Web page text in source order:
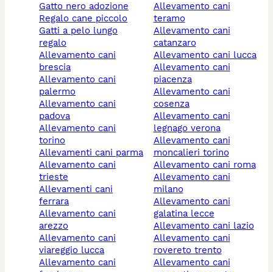
gatto nero adozione
regalo cane piccolo
gatti a pelo lungo
regalo
allevamento cani
brescia
allevamento cani
palermo
allevamento cani
padova
allevamento cani
torino
allevamenti cani parma
allevamento cani
trieste
allevamenti cani
ferrara
allevamento cani
arezzo
allevamento cani
viareggio lucca
allevamento cani
allevamento cani
teramo
allevamento cani
catanzaro
allevamento cani lucca
allevamento cani
piacenza
allevamento cani
cosenza
allevamento cani
legnago verona
allevamento cani
moncalieri torino
allevamento cani roma
allevamento cani
milano
allevamento cani
galatina lecce
allevamento cani lazio
allevamento cani
rovereto trento
allevamento cani